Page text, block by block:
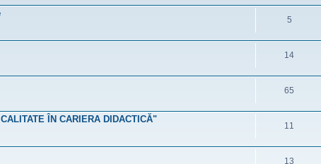
5
14
65
ÎN CARIERA DIDACTICĂ"
11
13